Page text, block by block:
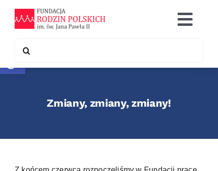
Otwórz pasek narzędzi
content
Co robimy
for:
Zmiany, zmiany, zmiany!